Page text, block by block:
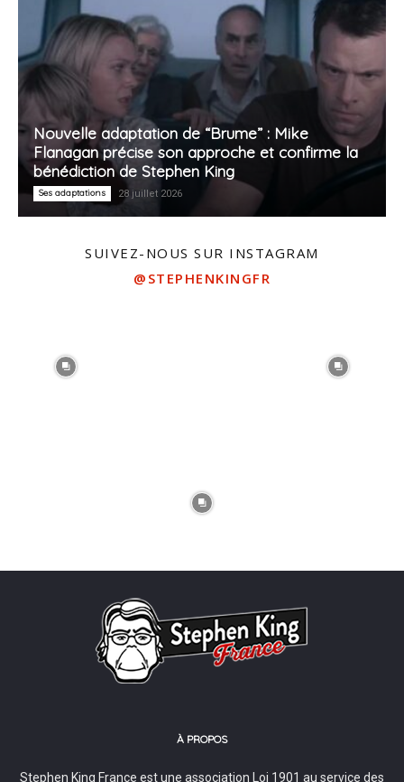
Nouvelle adaptation de “Brume” : Mike
Flanagan précise son approche et confirme la
bénédiction de Stephen King
Ses adaptations 28 juillet 2026
SUIVEZ-NOUS SUR INSTAGRAM
@STEPHENKINGFR
À PROPOS
Stephen King France est une association Loi 1901 au service des